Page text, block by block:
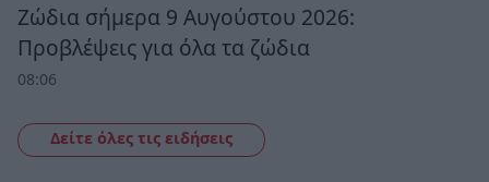
Ζώδια σήμερα 9 Αυγούστου 2026:
Προβλέψεις για όλα τα ζώδια
08:06
Δείτε όλες τις ειδήσεις